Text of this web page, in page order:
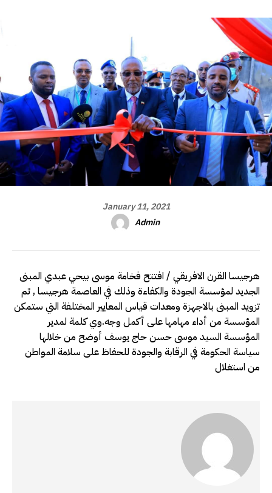
January 11, 2021
Admin
هرجيسا القرن الافريقي / افتتح فخامة موسى بيحي عبدي المبنى
الجديد لمؤسسة الجودة والكفاءة وذلك في العاصمة هرجيسا , تم
تزويد المبنى بالاجهزة ومعدات قياس المعايير المختلفة التي ستمكن
المؤسسة من أداء مهامها على أكمل وجه.وي كلمة لمدير
المؤسسة السيد موسى حسن حاج يوسف أوضح من خلالها
سياسة الحكومة في الرقابة والجودة للحفاظ على سلامة المواطن
من استغلال